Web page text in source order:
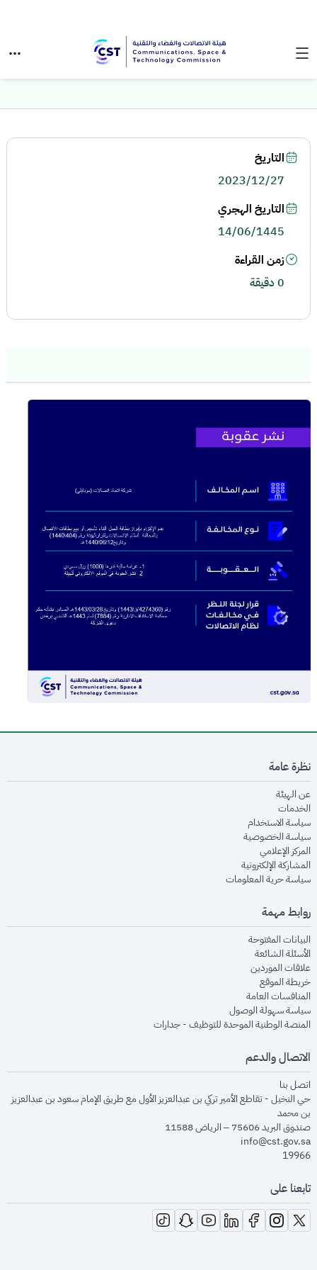
التاريخ
2023/12/27
التاريخ الهجري
14/06/1445
زمن القراءة
0 دقيقة
نظرة عامة
عن الهيئةopens in new window
الخدماتopens in new window
سياسة الاستخدام
سياسة الخصوصيةopens in new window
المركز الإعلاميopens in new window
المشاركة الإلكترونيةopens in new window
سياسة حرية المعلوماتopens in new window
روابط مهمة
البيانات المفتوحةopens in new window
الأسئلة الشائعةopens in new window
علاقات الموردينopens in new window
خريطة الموقعopens in new window
المنافسات العامةopens in new window
سياسة سهولة الوصولopens in new window
المنصة الوطنية الموحدة للتوظيف - جداراتopens in new window
الاتصال والدعم
اتصل بنا
حي النخيل - تقاطع الأمير تركي بن عبدالعزيز الأول مع طريق الإمام سعود بن عبدالعزيز
بن محمد
صندوق البريد 75606 – الرياض 11588
info@cst.gov.sa
19966
تابعنا على
opens in new window
opens in new window
opens in new window
opens in new window
opens in new window
opens in new window
opens in new window